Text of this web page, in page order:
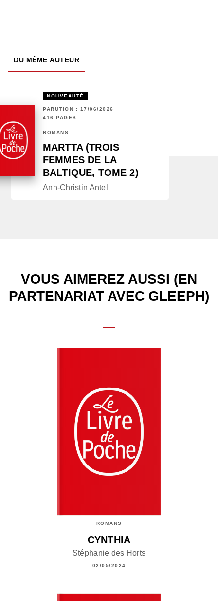
DU MÊME AUTEUR
NOUVEAUTÉ
PARUTION : 17/06/2026
416 PAGES
ROMANS
MARTTA (TROIS
FEMMES DE LA
BALTIQUE, TOME 2)
Ann-Christin Antell
VOUS AIMEREZ AUSSI (EN
PARTENARIAT AVEC GLEEPH)
ROMANS
CYNTHIA
Stéphanie des Horts
02/05/2024